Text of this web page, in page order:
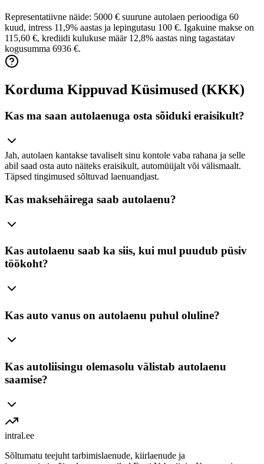
Representatiivne näide: 5000 € suurune autolaen perioodiga 60
kuud, intress 11,9% aastas ja lepingutasu 100 €. Igakuine makse on
115,60 €, krediidi kulukuse määr 12,8% aastas ning tagastatav
kogusumma 6936 €.
Korduma Kippuvad Küsimused (KKK)
Kas ma saan autolaenuga osta sõiduki eraisikult?
Jah, autolaen kantakse tavaliselt sinu kontole vaba rahana ja selle
abil saad osta auto näiteks eraisikult, automüüjalt või välismaalt.
Täpsed tingimused sõltuvad laenuandjast.
Kas maksehäirega saab autolaenu?
Kas autolaenu saab ka siis, kui mul puudub püsiv
töökoht?
Kas auto vanus on autolaenu puhul oluline?
Kas autoliisingu olemasolu välistab autolaenu
saamise?
intral.ee
Sõltumatu teejuht tarbimislaenude, kiirlaenude ja